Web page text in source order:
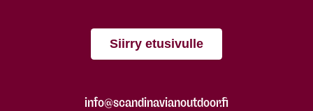
Siirry etusivulle
info@scandinavianoutdoor.fi